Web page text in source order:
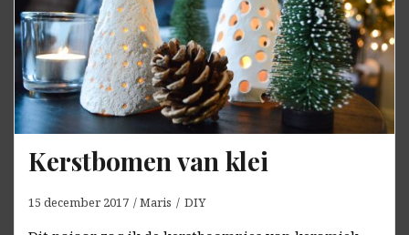
Kerstbomen van klei
15 december 2017 Maris DIY